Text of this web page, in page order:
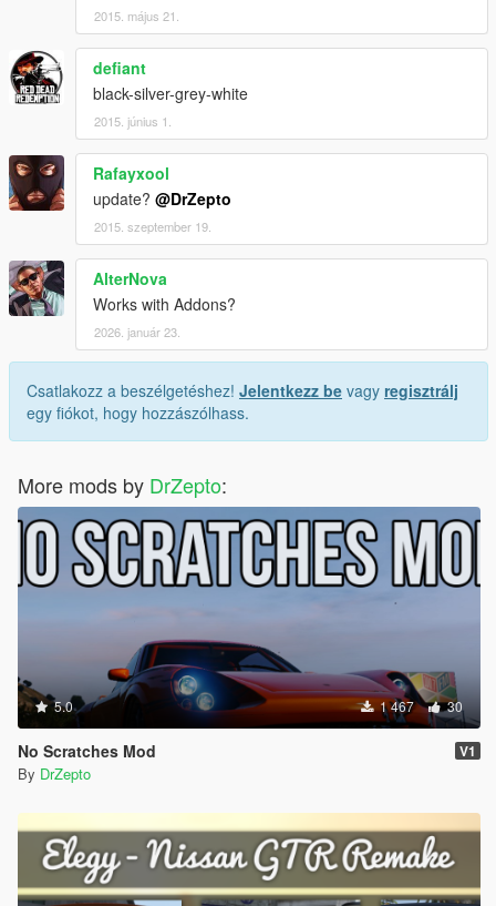
2015. május 21.
defiant
black-silver-grey-white
2015. június 1.
Rafayxool
update? @DrZepto
2015. szeptember 19.
AlterNova
Works with Addons?
2026. január 23.
Csatlakozz a beszélgetéshez! Jelentkezz be vagy regisztrálj
egy fiókot, hogy hozzászólhass.
More mods by DrZepto:
5.0 1 467 30
No Scratches Mod V1
By DrZepto